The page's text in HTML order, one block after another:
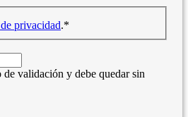
privacidad.*
de validación y debe quedar sin